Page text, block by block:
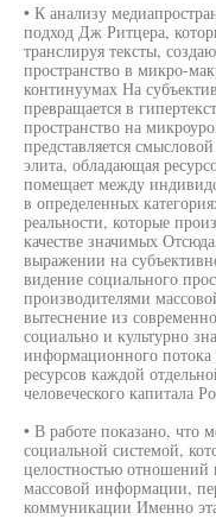
• К анализу
подход Дж Ритцера,
транслируя тексты,
пространство в микро-
континуумах На
превращается в
пространство на
представляется
элита, обладающая
помещает между
в определенных
реальности, которые
качестве значимых
выражении на
видение социального
производителями
вытеснение из
социально и культурно
информационного
ресурсов каждой
человеческого капитала
• В работе показано, что
социальной системой,
целостностью отношений
массовой информации,
коммуникации Именно